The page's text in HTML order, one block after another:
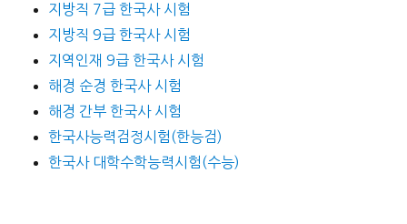
지방직 7급 한국사 시험
지방직 9급 한국사 시험
지역인재 9급 한국사 시험
해경 순경 한국사 시험
해경 간부 한국사 시험
한국사능력검정시험(한능검)
한국사 대학수학능력시험(수능)